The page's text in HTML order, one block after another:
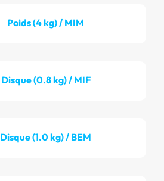
Poids (4 kg) / MIM
Disque (0.8 kg) / MIF
Disque (1.0 kg) / BEM